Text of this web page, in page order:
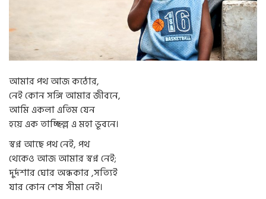
আমার পথ আজ কঠোর,
নেই কোন সঙ্গি আমার জীবনে,
আমি একলা এতিম যেন
হয়ে এক তাচ্ছিল্ল এ মহা ভূবনে।
স্বপ্ন আছে পথ নেই, পথ
থেকেও আজ আমার স্বপ্ন নেই;
দুর্দশার ঘোর অন্ধকার ,সত্যিই
যার কোন শেষ সীমা নেই।